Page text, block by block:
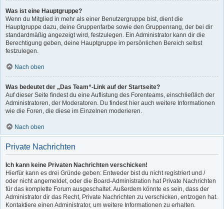
Was ist eine Hauptgruppe?
Wenn du Mitglied in mehr als einer Benutzergruppe bist, dient die
Hauptgruppe dazu, deine Gruppenfarbe sowie den Gruppenrang, der bei dir
standardmäßig angezeigt wird, festzulegen. Ein Administrator kann dir die
Berechtigung geben, deine Hauptgruppe im persönlichen Bereich selbst
festzulegen.
Nach oben
Was bedeutet der „Das Team“-Link auf der Startseite?
Auf dieser Seite findest du eine Auflistung des Forenteams, einschließlich der
Administratoren, der Moderatoren. Du findest hier auch weitere Informationen
wie die Foren, die diese im Einzelnen moderieren.
Nach oben
Private Nachrichten
Ich kann keine Privaten Nachrichten verschicken!
Hierfür kann es drei Gründe geben: Entweder bist du nicht registriert und /
oder nicht angemeldet, oder die Board-Administration hat Private Nachrichten
für das komplette Forum ausgeschaltet. Außerdem könnte es sein, dass der
Administrator dir das Recht, Private Nachrichten zu verschicken, entzogen hat.
Kontaktiere einen Administrator, um weitere Informationen zu erhalten.